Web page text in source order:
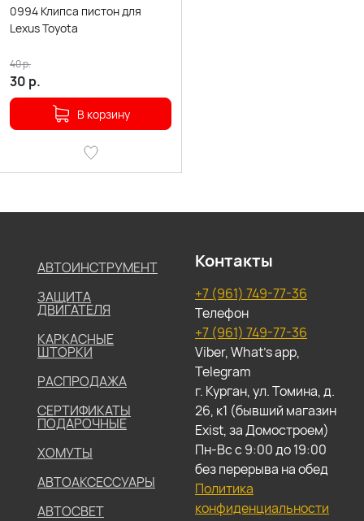
0994 Клипса пистон для
Lexus Toyota
30 р.
40р.
В корзину
АВТОИНСТРУМЕНТ
ЗАЩИТА
ДВИГАТЕЛЯ
КАРКАСНЫЕ
ШТОРКИ
РАСПРОДАЖА
СЕРТИФИКАТЫ
ПОДАРОЧНЫЕ
ХОМУТЫ
АВТОАКСЕССУАРЫ
АВТОСВЕТ
Контакты
+7 (961) 749-77-36
Телефон
+7 (961) 749-77-36
Viber, What's app,
Telegram
г. Курган, ул. Томина, д.
26, к1 (бывший магазин
Exist, за Домостроем)
Пн-Вс с 9:00 до 19:00
без перерыва на обед
Политика
конфиденциальности